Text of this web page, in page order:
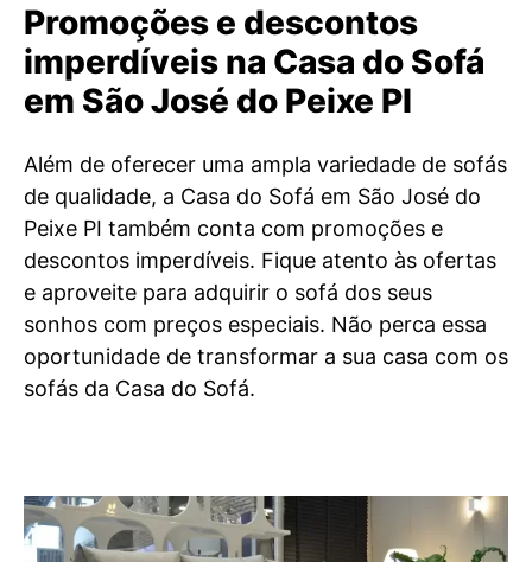
Promoções e descontos
imperdíveis na Casa do Sofá
em São José do Peixe PI
Além de oferecer uma ampla variedade de sofás
de qualidade, a Casa do Sofá em São José do
Peixe PI também conta com promoções e
descontos imperdíveis. Fique atento às ofertas
e aproveite para adquirir o sofá dos seus
sonhos com preços especiais. Não perca essa
oportunidade de transformar a sua casa com os
sofás da Casa do Sofá.